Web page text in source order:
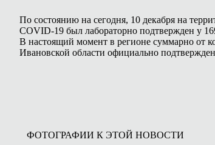
По состоянию на сегодня, 10 декабря на
COVID-19 был лабораторно подтвержден у
В настоящий момент в регионе суммарно от
Ивановской области официально
ФОТОГРАФИИ К ЭТОЙ НОВОСТИ